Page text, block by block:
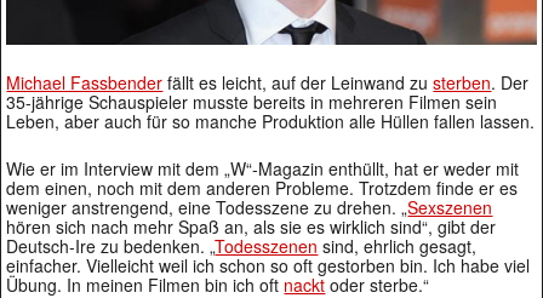
Michael Fassbender fällt es leicht, auf der Leinwand zusterben. Der
35-jährige Schauspieler musste bereits in mehreren Filmen sein
Leben, aber auch für so manche Produktion alle Hüllen fallen lassen.
Wie er im Interview mit dem „W“-Magazin enthüllt, hat er weder mit
dem einen, noch mit dem anderen Probleme. Trotzdem finde er es
weniger anstrengend, eine Todesszene zu drehen. „Sexszenen
hören sich nach mehr Spaß an, als sie es wirklich sind“, gibt der
Deutsch-Ire zu bedenken. „Todesszenen sind, ehrlich gesagt,
einfacher. Vielleicht weil ich schon so oft gestorben bin. Ich habe viel
Übung. In meinen Filmen bin ich oft nackt oder sterbe.“